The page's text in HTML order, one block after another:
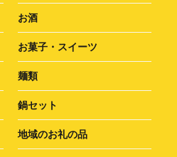
お酒
お菓子・スイーツ
麺類
鍋セット
地域のお礼の品